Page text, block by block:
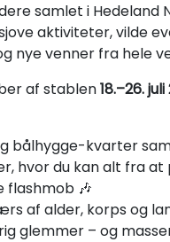
samlet i Hedeland
aktiviteter, vilde
nye venner fra hele
af stablen18.–26.
bålhygge-kvarter
hvor du kan alt fra
flashmob 🎶
af alder, korps og
glemmer – og